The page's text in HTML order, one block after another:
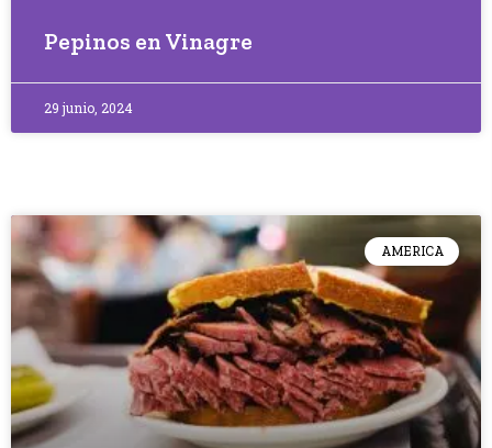
Pepinos en Vinagre
29 junio, 2024
AMERICA